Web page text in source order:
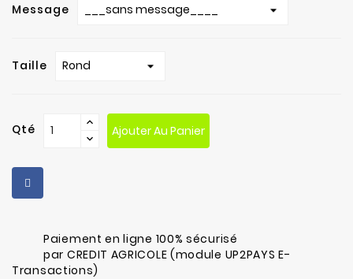
Message
Taille
Qté Ajouter Au Panier
Paiement en ligne 100% sécurisé
par CREDIT AGRICOLE (module UP2PAYS E-
Transactions)